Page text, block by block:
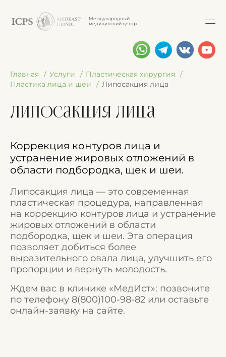
Международный
медицинский центр
Главная Услуги
Пластическая хирургия
Пластика лица и шеи
Липосакция лица
Липосакция лица
Коррекция контуров лица и
устранение жировых отложений в
области подбородка, щек и шеи.
Липосакция лица — это современная
пластическая процедура, направленная
на коррекцию контуров лица и устранение
жировых отложений в области
подбородка, щек и шеи. Эта операция
позволяет добиться более
выразительного овала лица, улучшить его
пропорции и вернуть молодость.
Ждем вас в клинике «МедИст»: позвоните
по телефону 8(800)100-98-82 или оставьте
онлайн-заявку на сайте.